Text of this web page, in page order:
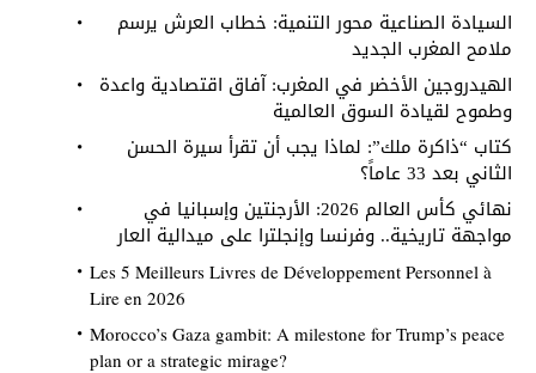
السيادة الصناعية محور التنمية: خطاب العرش يرسم
ملامح المغرب الجديد
الهيدروجين الأخضر في المغرب: آفاق اقتصادية واعدة
وطموح لقيادة السوق العالمية
كتاب “ذاكرة ملك”: لماذا يجب أن تقرأ سيرة الحسن
الثاني بعد 33 عاماً؟
نهائي كأس العالم 2026: الأرجنتين وإسبانيا في
مواجهة تاريخية.. وفرنسا وإنجلترا على ميدالية العار
Les 5 Meilleurs Livres de Développement Personnel à
Lire en 2026
Morocco’s Gaza gambit: A milestone for Trump’s peace
plan or a strategic mirage?